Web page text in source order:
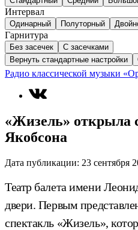
Интервал
Одинарный Полуторный
Гарнитура
Без засечек
С засечками
Вернуть стандартные настройки
Радио классической музыки
«Жизель» открыла
Якобсона
Дата публикации: 23 сентября
Театр балета имени
двери. Первым
спектакль «Жизель»,